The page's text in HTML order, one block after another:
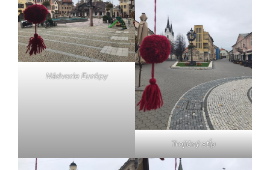
Nádvorie Európy
Trojičný stĺp